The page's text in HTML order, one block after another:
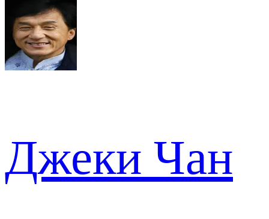
Джеки Чан